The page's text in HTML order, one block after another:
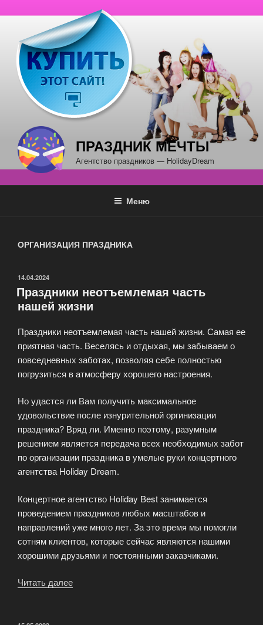
содержимому
ПРАЗДНИК МЕЧТЫ
Агентство праздников — HolidayDream
Меню
ОРГАНИЗАЦИЯ ПРАЗДНИКА
ОПУБЛИКОВАНО
14.04.2024
Праздники неотъемлемая часть
нашей жизни
Праздники неотъемлемая часть нашей жизни. Самая ее
приятная часть. Веселясь и отдыхая, мы забываем о
повседневных заботах, позволяя себе полностью
погрузиться в атмосферу хорошего настроения.
Но удастся ли Вам получить максимальное
удовольствие после изнурительной оргинизации
праздника? Вряд ли. Именно поэтому, разумным
решением является передача всех необходимых забот
по организации праздника в умелые руки концертного
агентства Holiday Dream.
Концертное агентство Holiday Best занимается
проведением праздников любых масштабов и
направлений уже много лет. За это время мы помогли
сотням клиентов, которые сейчас являются нашими
хорошими друзьями и постоянными заказчиками.
Читать далее